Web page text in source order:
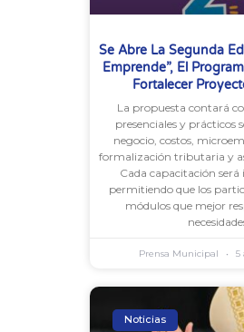
Se Abre La Segunda
Emprende”, El
Fortalecer
La propuesta contará
presenciales y prácticos
negocio, costos,
formalización tributaria y
Cada capacitación será
permitiendo que los
módulos que mejor
Prensa Municipal 5
Noticias